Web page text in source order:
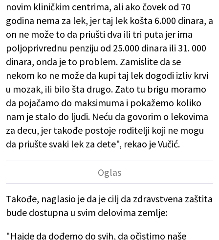
novim kliničkim centrima, ali ako čovek od 70
godina nema za lek, jer taj lek košta 6.000 dinara, a
on ne može to da priušti dva ili tri puta jer ima
poljoprivrednu penziju od 25.000 dinara ili 31. 000
dinara, onda je to problem. Zamislite da se
nekom ko ne može da kupi taj lek dogodi izliv krvi
u mozak, ili bilo šta drugo. Zato tu brigu moramo
da pojačamo do maksimuma i pokažemo koliko
nam je stalo do ljudi. Neću da govorim o lekovima
za decu, jer takođe postoje roditelji koji ne mogu
da priušte svaki lek za dete", rekao je Vučić.
Takođe, naglasio je da je cilj da zdravstvena zaštita
bude dostupna u svim delovima zemlje:
"Hajde da dođemo do svih, da očistimo naše